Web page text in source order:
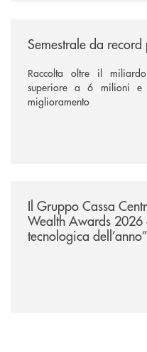
Semestrale da record
Raccolta oltre il
superiore a 6 milioni e
miglioramento
Il Gruppo Cassa
Wealth Awards 2026
tecnologica dell’anno”